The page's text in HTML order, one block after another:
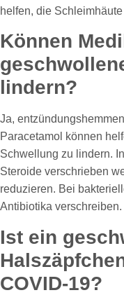
helfen, die
Können
lindern?
Ja,
Paracetamol können
Schwellung zu lindern.
Steroide verschrieben
reduzieren. Bei
Antibiotika verschreiben.
Ist ein
COVID-19?